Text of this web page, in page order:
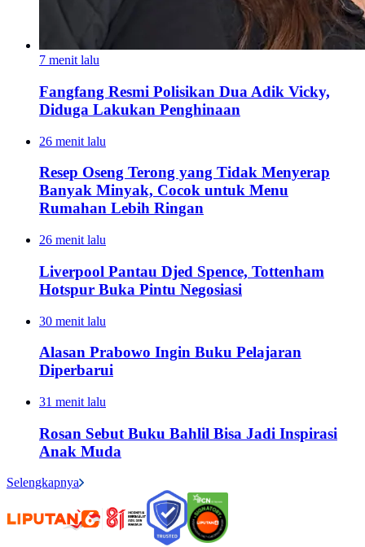
7 menit lalu
Fangfang Resmi Polisikan Dua Adik Vicky,
Diduga Lakukan Penghinaan
26 menit lalu
Resep Oseng Terong yang Tidak Menyerap
Banyak Minyak, Cocok untuk Menu
Rumahan Lebih Ringan
26 menit lalu
Liverpool Pantau Djed Spence, Tottenham
Hotspur Buka Pintu Negosiasi
30 menit lalu
Alasan Prabowo Ingin Buku Pelajaran
Diperbarui
31 menit lalu
Rosan Sebut Buku Bahlil Bisa Jadi Inspirasi
Anak Muda
Selengkapnya